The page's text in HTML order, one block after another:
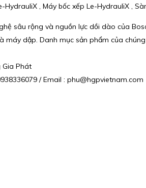
HydrauliX , Máy bốc xếp Le-HydrauliX ,
sâu rộng và nguồn lực dồi dào của
máy dập. Danh mục sản phẩm của
Gia Phát
/ Email : phu@hgpvietnam.com